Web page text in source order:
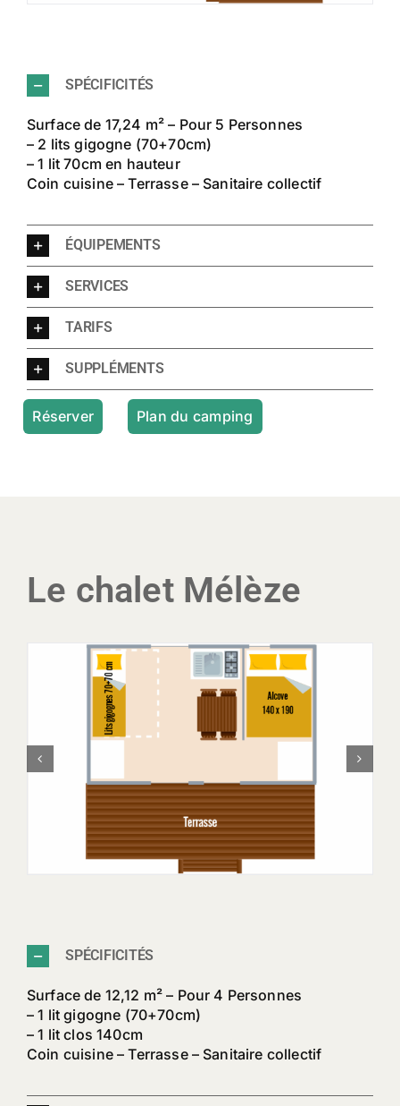
SPÉCIFICITÉS
Surface de 17,24 m² – Pour 5 Personnes
– 2 lits gigogne (70+70cm)
– 1 lit 70cm en hauteur
Coin cuisine – Terrasse – Sanitaire collectif
ÉQUIPEMENTS
SERVICES
TARIFS
SUPPLÉMENTS
Réserver Plan du camping
Le chalet Mélèze
SPÉCIFICITÉS
Surface de 12,12 m² – Pour 4 Personnes
– 1 lit gigogne (70+70cm)
– 1 lit clos 140cm
Coin cuisine – Terrasse – Sanitaire collectif